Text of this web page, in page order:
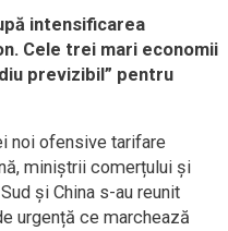
intensificarea
Cele trei mari economii
previzibil” pentru
noi ofensive tarifare
miniștrii comerțului și
și China s-au reunit
urgență ce marchează